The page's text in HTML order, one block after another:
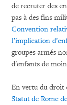
de recruter des
pas à des fins
Convention
l’implication
groupes armés
d'enfants de
En vertu du droit
Statut de Rome